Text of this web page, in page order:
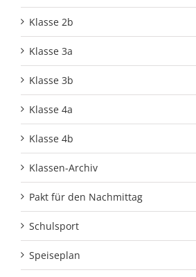
Klasse 2b
Klasse 3a
Klasse 3b
Klasse 4a
Klasse 4b
Klassen-Archiv
Pakt für den Nachmittag
Schulsport
Speiseplan